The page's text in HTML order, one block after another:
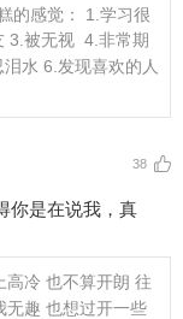
的感觉： 1.学习很
3.被无视 ​​​ ​​​ 4.非常期
水 6.发现喜欢的人
38
你是在说我，真
高冷 也不算开朗 往
无趣 也想过开一些